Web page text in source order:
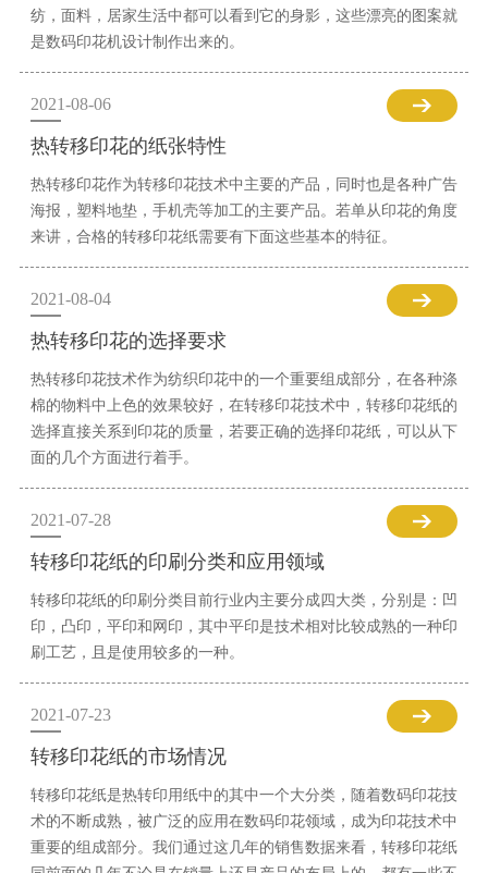
纺，面料，居家生活中都可以看到它的身影，这些漂亮的图案就
是数码印花机设计制作出来的。
2021-08-06
热转移印花的纸张特性
热转移印花作为转移印花技术中主要的产品，同时也是各种广告
海报，塑料地垫，手机壳等加工的主要产品。若单从印花的角度
来讲，合格的转移印花纸需要有下面这些基本的特征。
2021-08-04
热转移印花的选择要求
热转移印花技术作为纺织印花中的一个重要组成部分，在各种涤
棉的物料中上色的效果较好，在转移印花技术中，转移印花纸的
选择直接关系到印花的质量，若要正确的选择印花纸，可以从下
面的几个方面进行着手。
2021-07-28
转移印花纸的印刷分类和应用领域
转移印花纸的印刷分类目前行业内主要分成四大类，分别是：凹
印，凸印，平印和网印，其中平印是技术相对比较成熟的一种印
刷工艺，且是使用较多的一种。
2021-07-23
转移印花纸的市场情况
转移印花纸是热转印用纸中的其中一个大分类，随着数码印花技
术的不断成熟，被广泛的应用在数码印花领域，成为印花技术中
重要的组成部分。我们通过这几年的销售数据来看，转移印花纸